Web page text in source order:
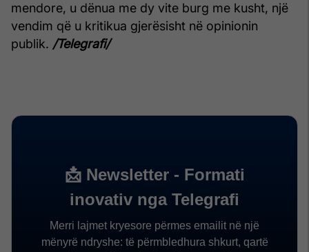
mendore, u dënua me dy vite burg me kusht, një
vendim që u kritikua gjerësisht në opinionin
publik. /Telegrafi/